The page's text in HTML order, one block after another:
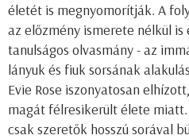
életét is megnyomorítják. A
az előzmény ismerete nélkül
tanulságos olvasmány - az
lányuk és fiuk sorsának
Evie Rose iszonyatosan
magát félresikerült élete
csak szeretők hosszú sorával